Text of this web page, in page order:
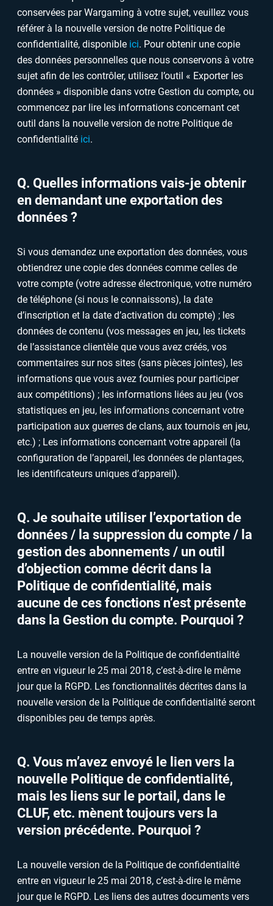
conservées par Wargaming à votre sujet, veuillez vous
référer à la nouvelle version de notre Politique de
confidentialité, disponible ici. Pour obtenir une copie
des données personnelles que nous conservons à votre
sujet afin de les contrôler, utilisez l’outil « Exporter les
données » disponible dans votre Gestion du compte, ou
commencez par lire les informations concernant cet
outil dans la nouvelle version de notre Politique de
confidentialité ici.
Q. Quelles informations vais-je obtenir
en demandant une exportation des
données ?
Si vous demandez une exportation des données, vous
obtiendrez une copie des données comme celles de
votre compte (votre adresse électronique, votre numéro
de téléphone (si nous le connaissons), la date
d’inscription et la date d’activation du compte) ; les
données de contenu (vos messages en jeu, les tickets
de l’assistance clientèle que vous avez créés, vos
commentaires sur nos sites (sans pièces jointes), les
informations que vous avez fournies pour participer
aux compétitions) ; les informations liées au jeu (vos
statistiques en jeu, les informations concernant votre
participation aux guerres de clans, aux tournois en jeu,
etc.) ; Les informations concernant votre appareil (la
configuration de l’appareil, les données de plantages,
les identificateurs uniques d’appareil).
Q. Je souhaite utiliser l’exportation de
données / la suppression du compte / la
gestion des abonnements / un outil
d’objection comme décrit dans la
Politique de confidentialité, mais
aucune de ces fonctions n’est présente
dans la Gestion du compte. Pourquoi ?
La nouvelle version de la Politique de confidentialité
entre en vigueur le 25 mai 2018, c’est-à-dire le même
jour que la RGPD. Les fonctionnalités décrites dans la
nouvelle version de la Politique de confidentialité seront
disponibles peu de temps après.
Q. Vous m’avez envoyé le lien vers la
nouvelle Politique de confidentialité,
mais les liens sur le portail, dans le
CLUF, etc. mènent toujours vers la
version précédente. Pourquoi ?
La nouvelle version de la Politique de confidentialité
entre en vigueur le 25 mai 2018, c’est-à-dire le même
jour que le RGPD. Les liens des autres documents vers